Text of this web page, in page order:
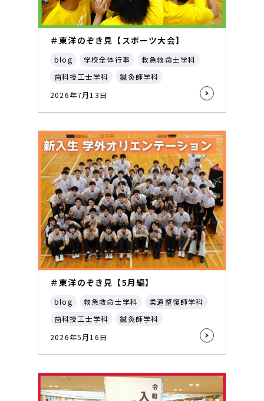
＃東洋のぞき見【スポーツ大会】
blog 学校全体行事
救急救命士学科
歯科技工士学科
鍼灸師学科
2026年7月13日
＃東洋のぞき見【5月編】
blog 救急救命士学科
柔道整復師学科
歯科技工士学科
鍼灸師学科
2026年5月16日